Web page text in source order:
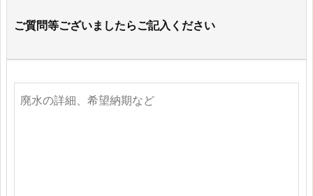
ご質問等ございましたらご記入ください